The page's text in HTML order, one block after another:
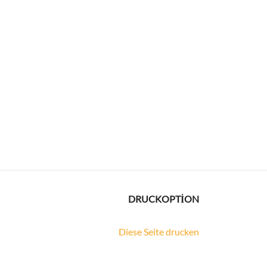
DRUCKOPTION
Diese Seite drucken